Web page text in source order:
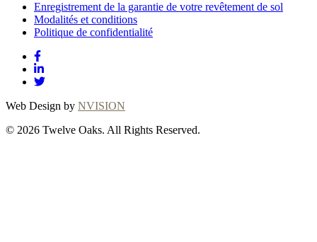
Enregistrement de la garantie de votre revêtement de sol
Modalités et conditions
Politique de confidentialité
Web Design by NVISION
© 2026 Twelve Oaks. All Rights Reserved.